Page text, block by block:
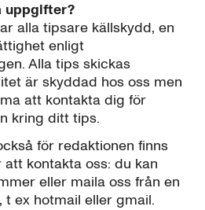
uppgifter?
alla tipsare källskydd, en
enligt
Alla tips skickas
är skyddad hos oss men
att kontakta dig för
kring ditt tips.
för redaktionen finns
kontakta oss: du kan
eller maila oss från en
ex hotmail eller gmail.